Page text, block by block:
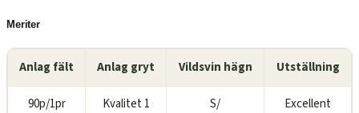
Meriter
Anlag fält Anlag gryt Vildsvin hägn Utställning
90p/1pr Kvalitet 1 S/ Excellent